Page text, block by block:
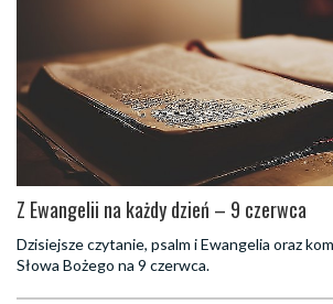
Z Ewangelii na każdy dzień – 9 czerwca
Dzisiejsze czytanie, psalm i Ewangelia oraz
Słowa Bożego na 9 czerwca.